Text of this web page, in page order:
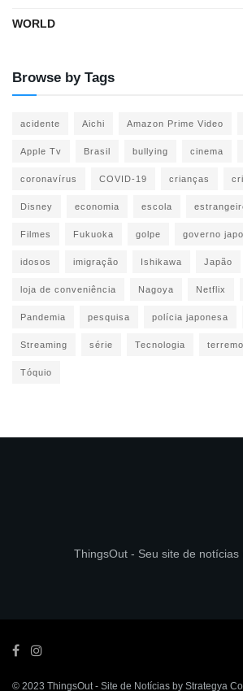
WORLD
Browse by Tags
acidente Aichi Amazon Prime Video
Apple Tv Brasil bullying cinema
coronavírus COVID-19 crianças
Disney economia escola
Filmes Fukuoka golpe governo
idosos imigração Ishikawa Japão
loja de conveniência Nagoya Netflix
Pandemia pesquisa polícia japonesa
Streaming série Tecnologia
Tóquio
ThingsOut - Seu site de notícias
© 2023 ThingsOut - Site de Notícias by Strategya